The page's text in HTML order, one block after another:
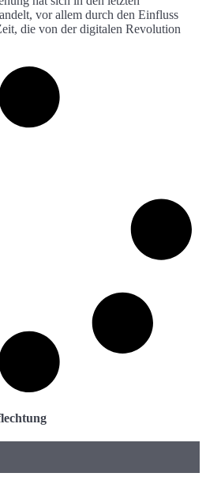
vor allem durch den Einfluss
die von der digitalen Revolution